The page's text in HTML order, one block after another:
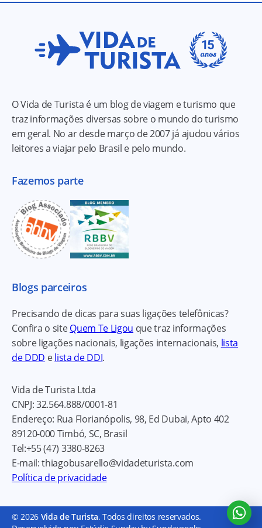
O Vida de Turista é um blog de viagem e turismo que
traz informações diversas sobre o mundo do turismo
em geral. No ar desde março de 2007 já ajudou vários
leitores a viajar pelo Brasil e pelo mundo.
Fazemos parte
Blogs parceiros
Precisando de dicas para suas ligações telefônicas?
Confira o siteQuem Te Ligou que traz informações
sobre ligações nacionais, ligações internacionais, lista
de DDD elista de DDI.
Vida de Turista Ltda
CNPJ:32.564.888/0001-81
Endereço: Rua Florianópolis, 98, Ed Dubai, Apto 402
89120-000Timbó, SC, Brasil
Tel:+55 (47) 3380-8263
E-mail:thiagobusarello@vidadeturista.com
Política de privacidade
© 2026 Vida de Turista. Todos direitos reservados.